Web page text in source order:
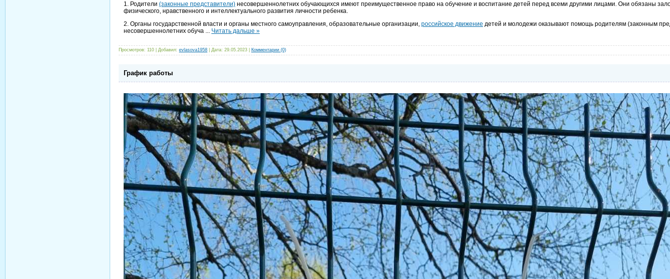
1. Родители (законные представители) несовершеннолетних обучающихся имеют преимущественное право на обучение и воспитание детей перед всеми другими лицами. Они обязаны
физического, нравственного и интеллектуального развития личности ребенка.
2. Органы государственной власти и органы местного самоуправления, образовательные организации, российское движение детей и молодежи оказывают помощь родителям (законным
несовершеннолетних обуча ... Читать дальше »
Просмотров: 110 Добавил: evlasova1958 Дата: 29.05.2023 Комментарии (0)
График работы